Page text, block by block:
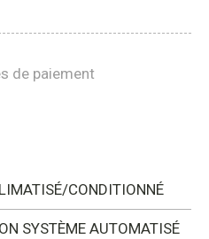
CONDITIONNÉ
SYSTÈME AUTOMATISÉ